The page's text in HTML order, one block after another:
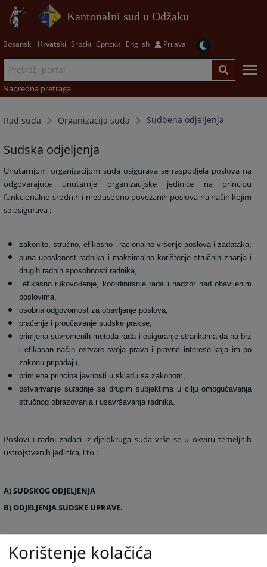
Kantonalni sud u Odžaku
Bosanski Hrvatski Srpski Српски English Prijava
Napredna pretraga
Rad suda Organizacija suda Sudbena odjeljenja
Sudska odjeljenja
Unutarnjom organizacijom suda osigurava se raspodjela poslova na
odgovarajuće unutarnje organizacijske jedinice na principu
funkcionalno srodnih i međusobno povezanih poslova na način kojim
se osigurava :
zakonito, stručno, efikasno i racionalno vršenje poslova i zadataka,
puna uposlenost radnika i maksimalno korištenje stručnih znanja i
drugih radnih sposobnosti radnika,
efikasno rukovođenje, koordiniranje rada i nadzor nad obavljenim
poslovima,
osobna odgovornost za obavljanje poslova,
praćenje i proučavanje sudske prakse,
primjena suvremenih metoda rada i osiguranje strankama da na brz
i efikasan način ostvare svoja prava i pravne interese koja im po
zakonu pripadaju,
primjena principa javnosti u skladu sa zakonom,
ostvarivanje suradnje sa drugim subjektima u cilju omogućavanja
stručnog obrazovanja i usavršavanja radnika.
Poslovi i radni zadaci iz djelokruga suda vrše se u okviru temeljnih
ustrojstvenih jedinica, i to :
A) SUDSKOG ODJELJENJA
B) ODJELJENJA SUDSKE UPRAVE.
Korištenje kolačića